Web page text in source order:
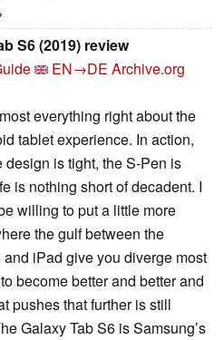
S6 (2019) review
EN→DE Archive.org
everything right about the
tablet experience. In action,
is tight, the S-Pen is
is nothing short of decadent. I
willing to put a little more
the gulf between the
iPad give you diverge most
become better and better and
pushes that further is still
Galaxy Tab S6 is Samsung’s